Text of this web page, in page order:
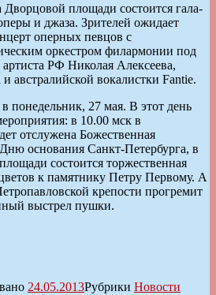
площади состоится гала-
и джаза. Зрителей ожидает
оперных певцов с
оркестром филармонии под
РФ Николая Алексеева,
австралийской вокалистки Fantie.
в понедельник, 27 мая. В этот день
в 10.00 мск в
отслужена Божественная
основания Санкт-Петербурга, в
состоится торжественная
к памятнику Петру Первому. А
крепости прогремит
выстрел пушки.
24.05.2013Рубрики Новости